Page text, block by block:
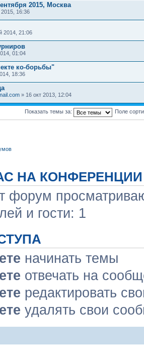
2015, Москва
16:36
2014, 21:06
01:04
ко-борьбы"
18:36
» 16 окт 2013, 12:04
Показать темы за: Поле
НА КОНФЕРЕНЦИИ
форум
и гости: 1
начинать темы
отвечать на
редактировать
удалять свои